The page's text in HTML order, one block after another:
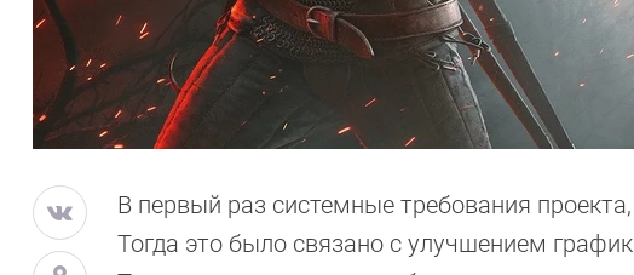
В первый раз системные требования
Тогда это было связано с улучшением